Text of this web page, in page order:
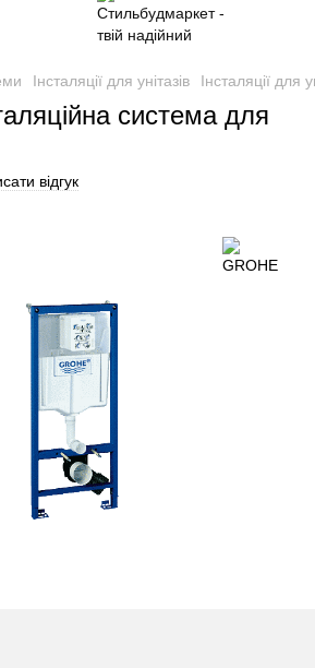
Інсталяції для унітазів Інсталяції для
система для
відгук